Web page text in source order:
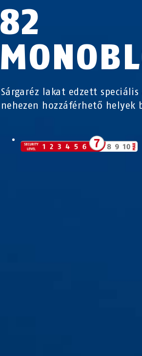
82
Sárgaréz lakat edzett
nehezen hozzáférhető helyek